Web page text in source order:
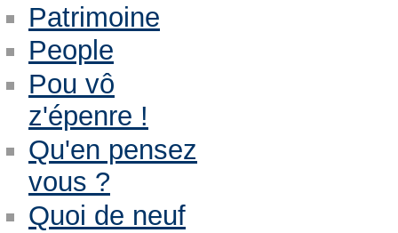
Patrimoine
People
Pou vô
z'épenre !
Qu'en pensez
vous ?
Quoi de neuf